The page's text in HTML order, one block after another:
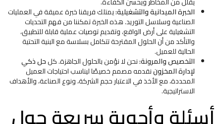
الخبرة الميدانية والتشغيلية:يمتلك فريقنا خبرة عميقة في العمليات
الصناعية وسلاسل التوريد. هذه الخبرة تمكننا من فهم التحديات
التشغيلية على أرض الواقع، وتقديم توصيات عملية قابلة للتطبيق،
والتأكد من أن الحلول المقترحة تتكامل بسلاسة مع البنية التحتية
الحالية للعميل.
التخصيص والمرونة:نحن لا نؤمن بالحلول الجاهزة. كلحل ذكي
لإدارة المخزوننقدمه مصمم خصيصًا ليناسب احتياجات العميل
المحددة، مع الأخذ في الاعتبار حجم الشركة، ونوع الصناعة، والأهداف
الاستراتيجية.